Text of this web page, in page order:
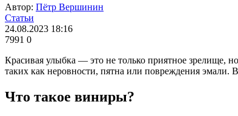
Автор: Пётр Вершинин
Статьи
24.08.2023 18:16
7991 0
Красивая улыбка — это не только приятное зрелище,
таких как неровности, пятна или повреждения эмали.
Что такое виниры?